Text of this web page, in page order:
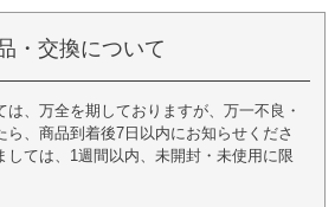
・交換について
、万全を期しておりますが、万一不良・
ら、商品到着後7日以内にお知らせくださ
しては、1週間以内、未開封・未使用に限